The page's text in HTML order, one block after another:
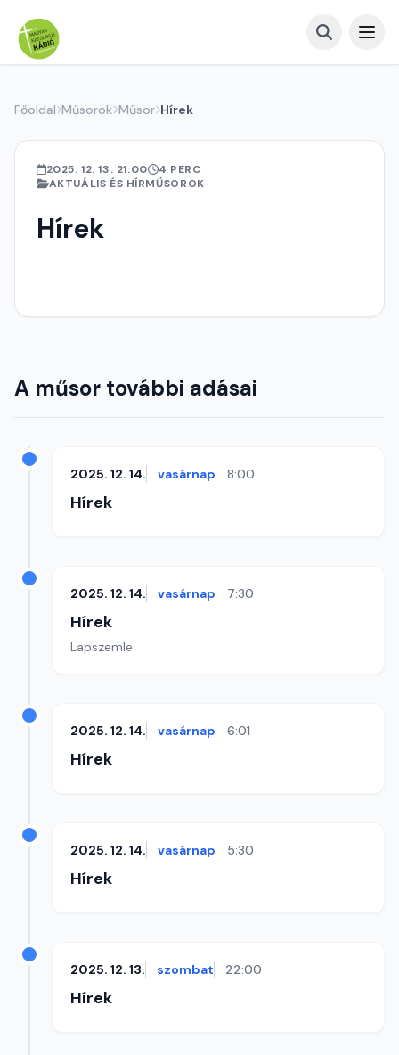
Főoldal Műsorok Műsor Hírek
2025. 12. 13. 21:00
4 PERC
AKTUÁLIS ÉS HÍRMŰSOROK
Hírek
A műsor további adásai
2025. 12. 14. vasárnap 8:00
Hírek
2025. 12. 14. vasárnap 7:30
Hírek
Lapszemle
2025. 12. 14. vasárnap 6:01
Hírek
2025. 12. 14. vasárnap 5:30
Hírek
2025. 12. 13. szombat 22:00
Hírek